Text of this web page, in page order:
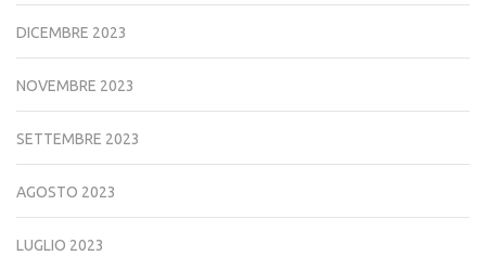
DICEMBRE 2023
NOVEMBRE 2023
SETTEMBRE 2023
AGOSTO 2023
LUGLIO 2023